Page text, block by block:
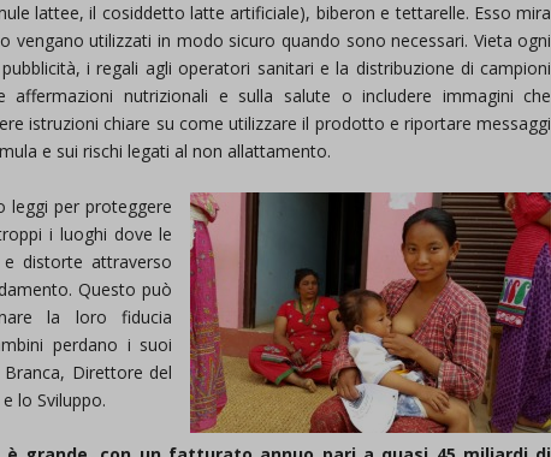
lattee, il cosiddetto latte artificiale), biberon e tettarelle. Esso mira
utilizzati in modo sicuro quando sono necessari. Vieta ogni
i regali agli operatori sanitari e la distribuzione di campioni
nutrizionali e sulla salute o includere immagini che
istruzioni chiare su come utilizzare il prodotto e riportare messaggi
e sui rischi legati al non allattamento.
leggi per proteggere
i luoghi dove le
distorte attraverso
Questo può
la loro fiducia
perdano i suoi
Direttore del
lo Sviluppo.